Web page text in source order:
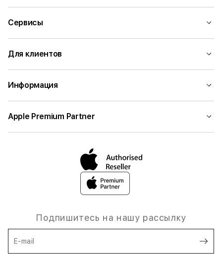
Сервисы
Для клиентов
Информация
Apple Premium Partner
Подпишитесь на нашу рассылку
E-mail